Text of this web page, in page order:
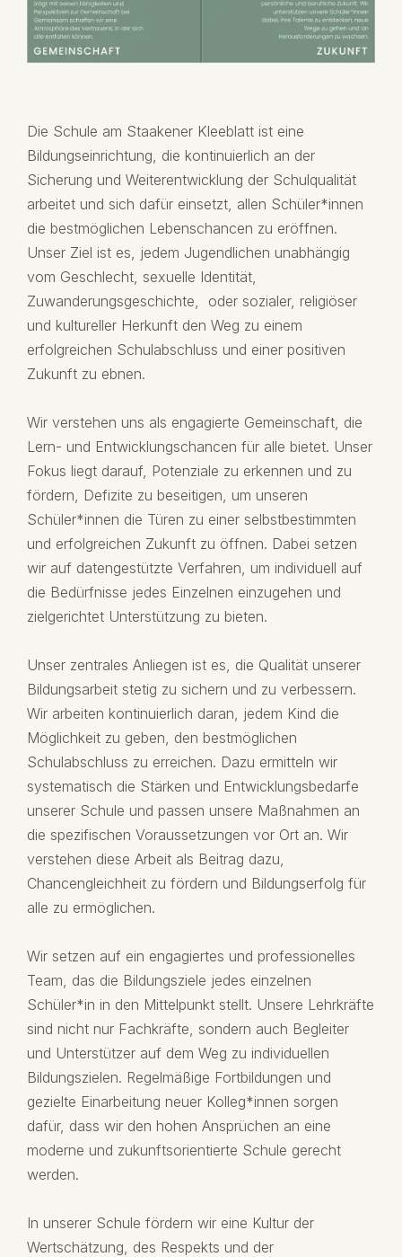
Die Schule am Staakener Kleeblatt ist eine
Bildungseinrichtung, die kontinuierlich an der
Sicherung und Weiterentwicklung der Schulqualität
arbeitet und sich dafür einsetzt, allen Schüler*innen
die bestmöglichen Lebenschancen zu eröffnen.
Unser Ziel ist es, jedem Jugendlichen unabhängig
vom Geschlecht, sexuelle Identität,
Zuwanderungsgeschichte, oder sozialer, religiöser
und kultureller Herkunft den Weg zu einem
erfolgreichen Schulabschluss und einer positiven
Zukunft zu ebnen.
Wir verstehen uns als engagierte Gemeinschaft, die
Lern- und Entwicklungschancen für alle bietet. Unser
Fokus liegt darauf, Potenziale zu erkennen und zu
fördern, Defizite zu beseitigen, um unseren
Schüler*innen die Türen zu einer selbstbestimmten
und erfolgreichen Zukunft zu öffnen. Dabei setzen
wir auf datengestützte Verfahren, um individuell auf
die Bedürfnisse jedes Einzelnen einzugehen und
zielgerichtet Unterstützung zu bieten.
Unser zentrales Anliegen ist es, die Qualität unserer
Bildungsarbeit stetig zu sichern und zu verbessern.
Wir arbeiten kontinuierlich daran, jedem Kind die
Möglichkeit zu geben, den bestmöglichen
Schulabschluss zu erreichen. Dazu ermitteln wir
systematisch die Stärken und Entwicklungsbedarfe
unserer Schule und passen unsere Maßnahmen an
die spezifischen Voraussetzungen vor Ort an. Wir
verstehen diese Arbeit als Beitrag dazu,
Chancengleichheit zu fördern und Bildungserfolg für
alle zu ermöglichen.
Wir setzen auf ein engagiertes und professionelles
Team, das die Bildungsziele jedes einzelnen
Schüler*in in den Mittelpunkt stellt. Unsere Lehrkräfte
sind nicht nur Fachkräfte, sondern auch Begleiter
und Unterstützer auf dem Weg zu individuellen
Bildungszielen. Regelmäßige Fortbildungen und
gezielte Einarbeitung neuer Kolleg*innen sorgen
dafür, dass wir den hohen Ansprüchen an eine
moderne und zukunftsorientierte Schule gerecht
werden.
In unserer Schule fördern wir eine Kultur der
Wertschätzung, des Respekts und der